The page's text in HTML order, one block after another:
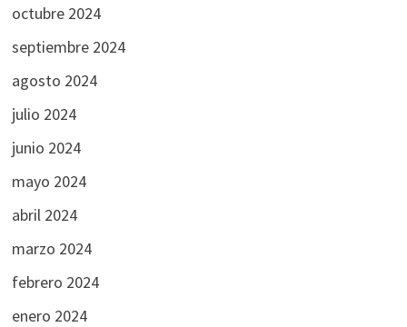
octubre 2024
septiembre 2024
agosto 2024
julio 2024
junio 2024
mayo 2024
abril 2024
marzo 2024
febrero 2024
enero 2024